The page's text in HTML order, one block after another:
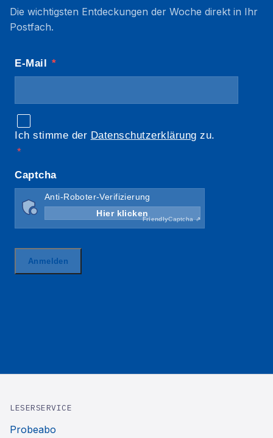
Die wichtigsten Entdeckungen der Woche direkt in Ihr
Postfach.
LESERSERVICE
Probeabo